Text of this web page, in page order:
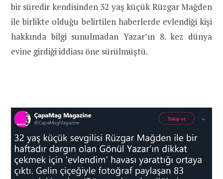
bir süredir kendisinden 32 yaş küçük Rüzgar Mağden
ile birlikte olduğu belirtilen haberlerde evlendiği kişi
hakkında bilgi sunulmadan Yazar’ın 8. kez dünya
evine girdiği iddiası öne sürülmüştü.